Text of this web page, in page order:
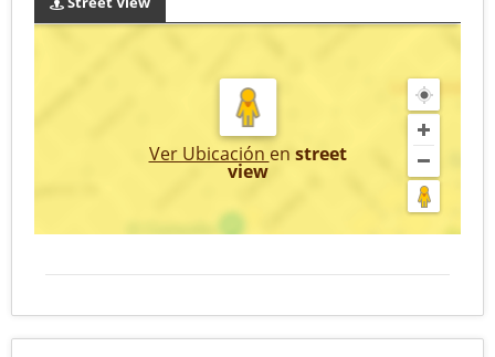
Ver Ubicación en street
view